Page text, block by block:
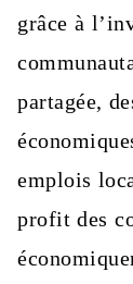
grâce à
partagée,
emplois
profit des